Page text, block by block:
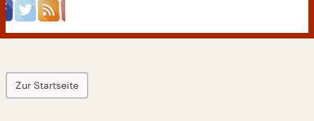
Zur Startseite